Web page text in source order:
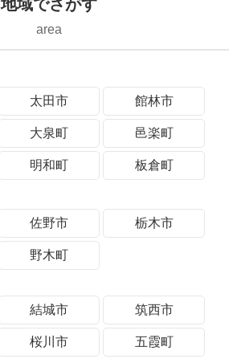
地域でさがす
area
太田市 館林市
大泉町 邑楽町
明和町 板倉町
佐野市 栃木市
野木町
結城市 筑西市
桜川市 五霞町